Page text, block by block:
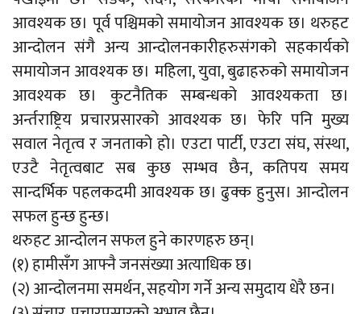
आवश्यक छ। पूर्व पश्चिमको समायोजन आवश्यक छ। थरुहट
आन्दोलन संगै अन्य आन्दोलनकारीहरुसंगको सहकार्यको
समायोजन आवश्यक छ। महिला, युवा, बुढाहरुको समायोजन
आवश्यक छ। कुटनैतिक सम्बन्धको आवश्यकता छ।
अर्न्तराष्ट्रिय प्रचारप्रसारको आवश्यक छ। फेरि पनि मुख्य
सवाल नेतृत्व र जनताको हो। एउटा पार्टी, एउटा संघ, संस्था,
एउटै नेतृत्वबाट सब कुछ सम्भव छैन, कतिपय समय
सान्दर्भिक पहलकदमी आवश्यक छ। ढुक्क हुनुस। आन्दोलन
सफल हुन्छ हुन्छ।
थरुहट आन्दोलन सफल हुने कारणहरु छन्।
(१) हामीसँग आफ्नै जनसंख्या अत्याधिक छ।
(२) आन्दोलनमा समर्थन, सहयोग गर्ने अन्य समुदाय धेरै छन।